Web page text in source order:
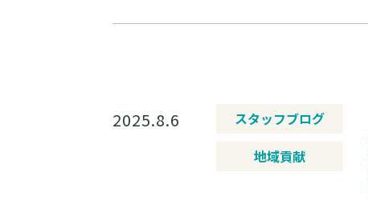
2025.8.6
スタッフブログ
地域貢献